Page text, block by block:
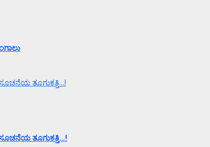
ತೂಗುಕತ್ತಿ…!
ತೂಗುಕತ್ತಿ…!